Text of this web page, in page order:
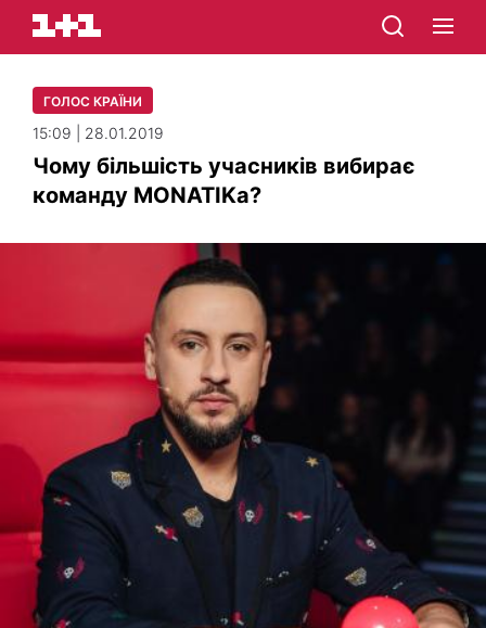
ГОЛОС КРАЇНИ
15:09 | 28.01.2019
Чому більшість учасників вибирає
команду MONATIKа?